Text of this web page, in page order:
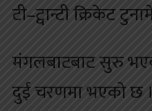
टी–ट्वान्टी क्रिकेट
मंगलबाटबाट सुरु
दुई चरणमा भएको छ